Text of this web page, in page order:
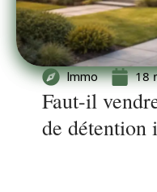
Immo 18
Faut-il
de détention